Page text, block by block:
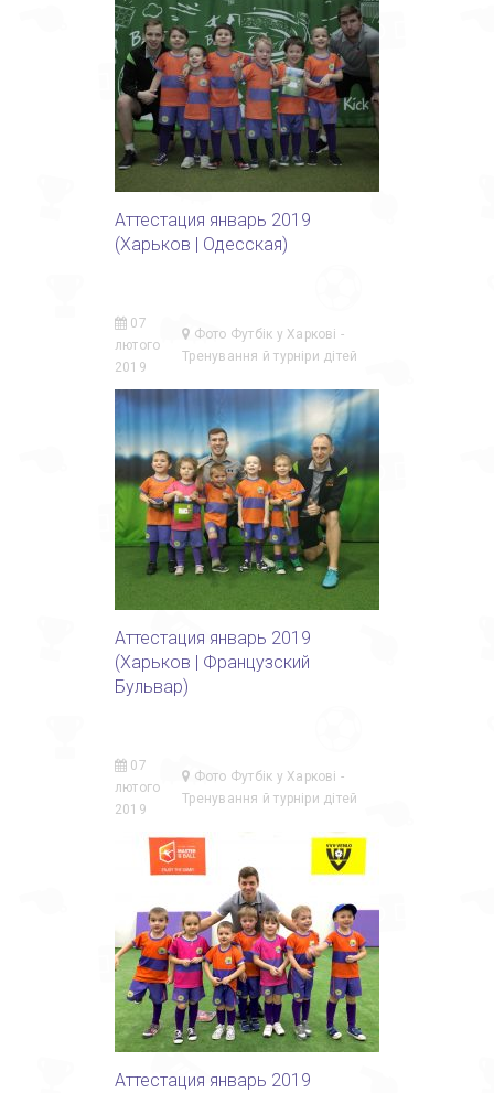
Аттестация январь 2019
(Харьков | Одесская)
07
лютого
2019
Фото Футбік у Харкові -
Тренування й турніри дітей
Аттестация январь 2019
(Харьков | Французский
Бульвар)
07
лютого
2019
Фото Футбік у Харкові -
Тренування й турніри дітей
Аттестация январь 2019